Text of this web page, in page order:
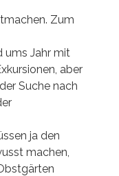
Zum
ums Jahr mit
aber
Suche nach
ja den
machen,